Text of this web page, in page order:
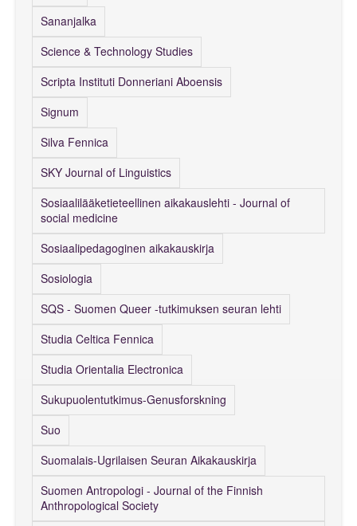
Sananjalka
Science & Technology Studies
Scripta Instituti Donneriani Aboensis
Signum
Silva Fennica
SKY Journal of Linguistics
Sosiaalilääketieteellinen aikakauslehti - Journal of
social medicine
Sosiaalipedagoginen aikakauskirja
Sosiologia
SQS - Suomen Queer -tutkimuksen seuran lehti
Studia Celtica Fennica
Studia Orientalia Electronica
Sukupuolentutkimus-Genusforskning
Suo
Suomalais-Ugrilaisen Seuran Aikakauskirja
Suomen Antropologi - Journal of the Finnish
Anthropological Society